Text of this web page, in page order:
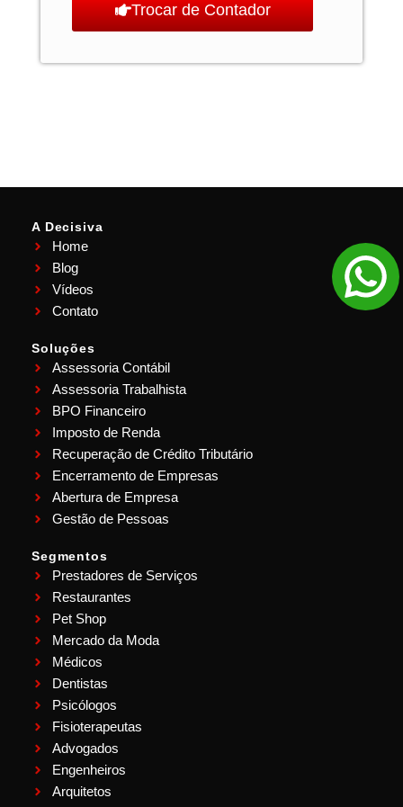
Trocar de Contador
A Decisiva
Home
Blog
Vídeos
Contato
Soluções
Assessoria Contábil
Assessoria Trabalhista
BPO Financeiro
Imposto de Renda
Recuperação de Crédito Tributário
Encerramento de Empresas
Abertura de Empresa
Gestão de Pessoas
Segmentos
Prestadores de Serviços
Restaurantes
Pet Shop
Mercado da Moda
Médicos
Dentistas
Psicólogos
Fisioterapeutas
Advogados
Engenheiros
Arquitetos